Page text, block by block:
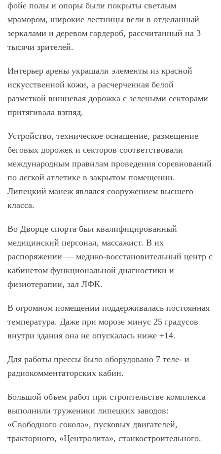
фойе полы и опоры были покрыты светлым
мрамором, широкие лестницы вели в отделанный
зеркалами и деревом гардероб, рассчитанный на 3
тысячи зрителей.
Интерьер арены украшали элементы из красной
искусственной кожи, а расчерченная белой
разметкой вишневая дорожка с зелеными секторами
притягивала взгляд.
Устройство, техническое оснащение, размещение
беговых дорожек и секторов соответствовали
международным правилам проведения соревнований
по легкой атлетике в закрытом помещении.
Липецкий манеж являлся сооружением высшего
класса.
Во Дворце спорта был квалифицированный
медицинский персонал, массажист. В их
распоряжении — медико-восстановительный центр с
кабинетом функциональной диагностики и
физиотерапии, зал ЛФК.
В огромном помещении поддерживалась постоянная
температура. Даже при морозе минус 25 градусов
внутри здания она не опускалась ниже +14.
Для работы прессы было оборудовано 7 теле- и
радиокомментаторских кабин.
Большой объем работ при строительстве комплекса
выполнили труженики липецких заводов:
«Свободного сокола», пусковых двигателей,
тракторного, «Центролита», станкостроительного.